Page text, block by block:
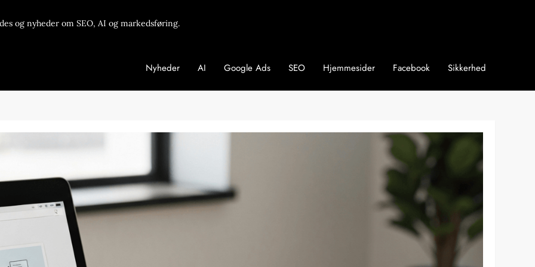
og nyheder om SEO, AI og markedsføring.
Nyheder AI Google Ads SEO Hjemmesider Facebook Sikkerhed